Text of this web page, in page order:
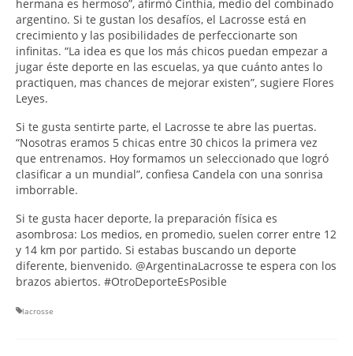
hermana es hermoso”, afirmó Cinthia, medio del combinado
argentino. Si te gustan los desafíos, el Lacrosse está en
crecimiento y las posibilidades de perfeccionarte son
infinitas. “La idea es que los más chicos puedan empezar a
jugar éste deporte en las escuelas, ya que cuánto antes lo
practiquen, mas chances de mejorar existen”, sugiere Flores
Leyes.
Si te gusta sentirte parte, el Lacrosse te abre las puertas.
“Nosotras eramos 5 chicas entre 30 chicos la primera vez
que entrenamos. Hoy formamos un seleccionado que logró
clasificar a un mundial”, confiesa Candela con una sonrisa
imborrable.
Si te gusta hacer deporte, la preparación física es
asombrosa: Los medios, en promedio, suelen correr entre 12
y 14 km por partido. Si estabas buscando un deporte
diferente, bienvenido. @ArgentinaLacrosse te espera con los
brazos abiertos. #OtroDeporteEsPosible
lacrosse